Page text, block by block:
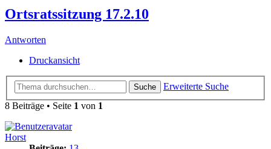
Ortsratssitzung 17.2.10
Antworten
Druckansicht
Suche
Erweiterte Suche
8 Beiträge • Seite 1 von 1
Horst